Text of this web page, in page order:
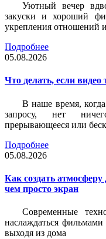
Уютный вечер
закуски и хороший
укрепления отношений
Подробнее
05.08.2026
Что делать, если видео
В наше время,
запросу, нет
прерывающееся или
Подробнее
05.08.2026
Как создать
чем просто экран
Современные
наслаждаться
выходя из дома